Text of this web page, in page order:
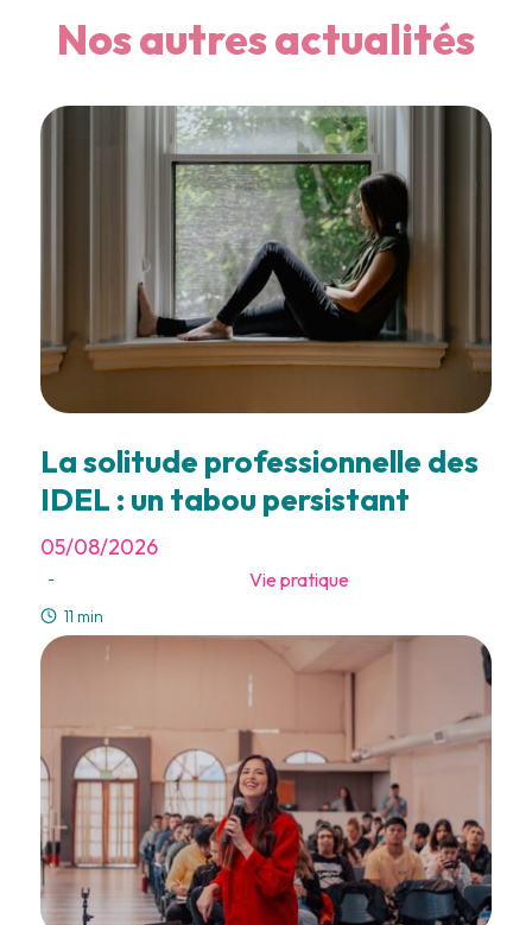
Nos autres actualités
La solitude professionnelle des
IDEL : un tabou persistant
05/08/2026
- Vie pratique
11 min